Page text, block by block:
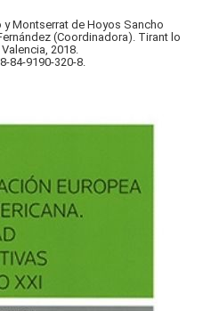
y Montserrat de Hoyos Sancho
(Coordinadora). Tirant lo
2018.
84-9190-320-8.